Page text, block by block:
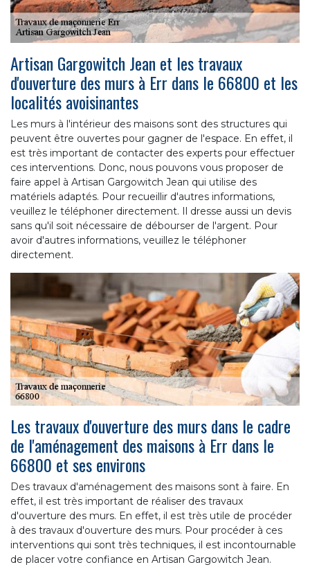
Artisan Gargowitch Jean et les travaux
d'ouverture des murs à Err dans le 66800 et les
localités avoisinantes
Les murs à l'intérieur des maisons sont des structures qui
peuvent être ouvertes pour gagner de l'espace. En effet, il
est très important de contacter des experts pour effectuer
ces interventions. Donc, nous pouvons vous proposer de
faire appel à Artisan Gargowitch Jean qui utilise des
matériels adaptés. Pour recueillir d'autres informations,
veuillez le téléphoner directement. Il dresse aussi un devis
sans qu'il soit nécessaire de débourser de l'argent. Pour
avoir d'autres informations, veuillez le téléphoner
directement.
Les travaux d'ouverture des murs dans le cadre
de l'aménagement des maisons à Err dans le
66800 et ses environs
Des travaux d'aménagement des maisons sont à faire. En
effet, il est très important de réaliser des travaux
d'ouverture des murs. En effet, il est très utile de procéder
à des travaux d'ouverture des murs. Pour procéder à ces
interventions qui sont très techniques, il est incontournable
de placer votre confiance en Artisan Gargowitch Jean.